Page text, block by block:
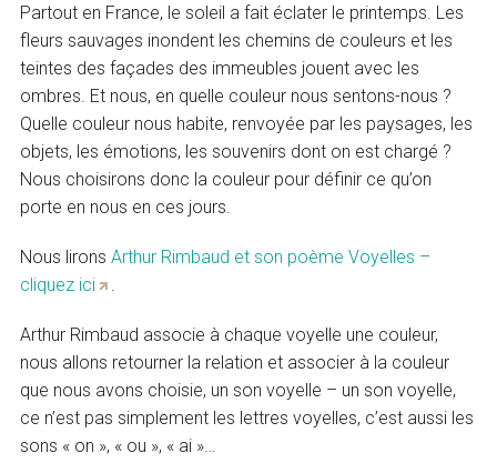
Partout en France, le soleil a fait éclater le printemps. Les
fleurs sauvages inondent les chemins de couleurs et les
teintes des façades des immeubles jouent avec les
ombres. Et nous, en quelle couleur nous sentons-nous ?
Quelle couleur nous habite, renvoyée par les paysages, les
objets, les émotions, les souvenirs dont on est chargé ?
Nous choisirons donc la couleur pour définir ce qu’on
porte en nous en ces jours.
Nous lironsArthur Rimbaud et son poème Voyelles –
cliquez ici
Arthur Rimbaud associe à chaque voyelle une couleur,
nous allons retourner la relation et associer à la couleur
que nous avons choisie, un son voyelle – un son voyelle,
ce n’est pas simplement les lettres voyelles, c’est aussi les
sons « on », « ou », « ai »…